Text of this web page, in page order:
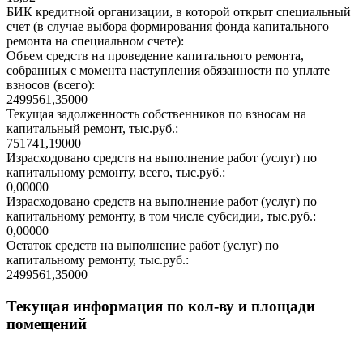
БИК кредитной организации, в которой открыт специальный
счет (в случае выбора формирования фонда капитального
ремонта на специальном счете):
Объем средств на проведение капитального ремонта,
собранных с момента наступления обязанности по уплате
взносов (всего):
2499561,35000
Текущая задолженность собственников по взносам на
капитальный ремонт, тыс.руб.:
751741,19000
Израсходовано средств на выполнение работ (услуг) по
капитальному ремонту, всего, тыс.руб.:
0,00000
Израсходовано средств на выполнение работ (услуг) по
капитальному ремонту, в том числе субсидии, тыс.руб.:
0,00000
Остаток средств на выполнение работ (услуг) по
капитальному ремонту, тыс.руб.:
2499561,35000
Текущая информация по кол-ву и площади
помещений